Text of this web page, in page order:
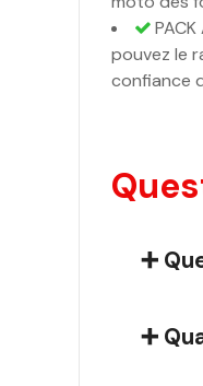
pouvez le
confiance
➕
➕